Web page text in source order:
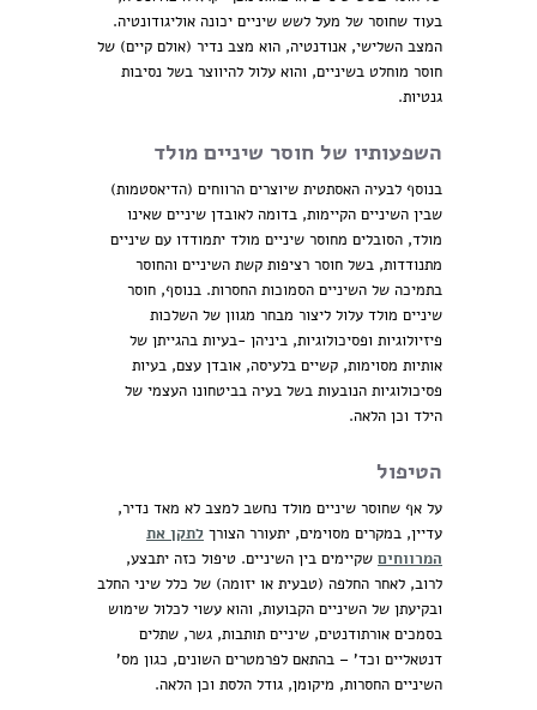
בעוד שחוסר של מעל לשש שיניים יכונה אוליגודונטיה.
המצב השלישי, אנודנטיה, הוא מצב נדיר (אולם קיים) של
חוסר מוחלט בשיניים, והוא עלול להיווצר בשל נסיבות
גנטיות.
השפעותיו של חוסר שיניים מולד
בנוסף לבעיה האסתטית שיוצרים הרווחים (הדיאסטמות)
שבין השיניים הקיימות, בדומה לאובדן שיניים שאינו
מולד, הסובלים מחוסר שיניים מולד יתמודדו עם שיניים
מתנודדות, בשל חוסר רציפות קשת השיניים והחוסר
בתמיכה של השיניים הסמוכות החסרות. בנוסף, חוסר
שיניים מולד עלול ליצור מבחר מגוון של השלכות
פיזיולוגיות ופסיכולוגיות, ביניהן -בעיות בהגייתן של
אותיות מסוימות, קשיים בלעיסה, אובדן עצם, בעיות
פסיכולוגיות הנובעות בשל בעיה בביטחונו העצמי של
הילד וכן הלאה.
הטיפול
על אף שחוסר שיניים מולד נחשב למצב לא מאד נדיר,
עדיין, במקרים מסוימים, יתעורר הצורך לתקן את
המרווחים שקיימים בין השיניים. טיפול כזה יתבצע,
לרוב, לאחר החלפה (טבעית או יזומה) של כלל שיני החלב
ובקיעתן של השיניים הקבועות, והוא עשוי לכלול שימוש
בסמכים אורתודנטים, שיניים תותבות, גשר, שתלים
דנטאליים וכד' – בהתאם לפרמטרים השונים, כגון מס'
השיניים החסרות, מיקומן, גודל הלסת וכן הלאה.